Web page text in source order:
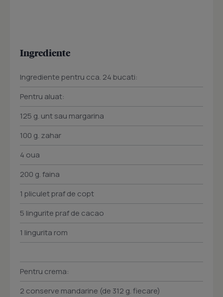
Ingrediente
Ingrediente pentru cca. 24 bucati:
Pentru aluat:
125 g. unt sau margarina
100 g. zahar
4 oua
200 g. faina
1 pliculet praf de copt
5 lingurite praf de cacao
1 lingurita rom
Pentru crema:
2 conserve mandarine (de 312 g. fiecare)